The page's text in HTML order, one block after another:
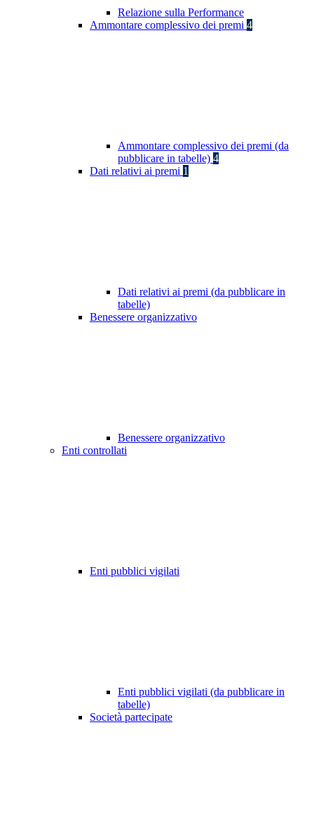
Relazione sulla Performance
Ammontare complessivo dei premi 4
Ammontare complessivo dei premi (da
pubblicare in tabelle) 4
Dati relativi ai premi 1
Dati relativi ai premi (da pubblicare in
tabelle)
Benessere organizzativo
Benessere organizzativo
Enti controllati
Enti pubblici vigilati
Enti pubblici vigilati (da pubblicare in
tabelle)
Società partecipate